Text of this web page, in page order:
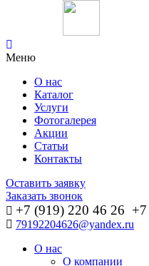
Меню
О нас
Каталог
Услуги
Фотогалерея
Акции
Статьи
Контакты
Оставить заявку
Заказать звонок
+7 (919) 220 46 26
79192204626@yandex.ru
О нас
О компании